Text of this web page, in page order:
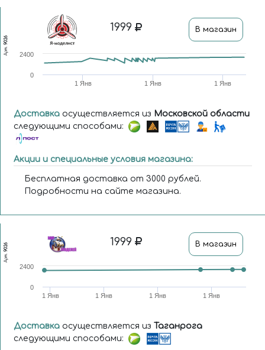
Арт.
9026
1999 В магазин
1 Янв 1 Янв 1 Янв
0
2400
Доставка осуществляется из Московской области
следующими способами:
Акции и специальные условия магазина:
Бесплатная доставка от 3000 рублей.
Подробности на сайте магазина.
Арт.
9026 1999 В магазин
1 Янв 1 Янв 1 Янв 1 Янв
0
2400
Доставка осуществляется из Таганрога
следующими способами: